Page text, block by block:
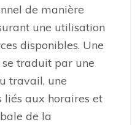
de manière
une utilisation
disponibles. Une
traduit par une
travail, une
liés aux horaires et
de la